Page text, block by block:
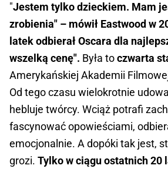
"Jestem tylko dzieckiem. Mam
zrobienia" – mówił Eastwood w
latek odbierał Oscara dla
wszelką cenę". Była toczwarta
Amerykańskiej Akademii
Od tego czasu wielokrotnie
hebluje twórcy. Wciąż potrafi
fascynować opowieściami,
emocjonalnie. A dopóki tak jest,
grozi. Tylko w ciągu ostatnich 20